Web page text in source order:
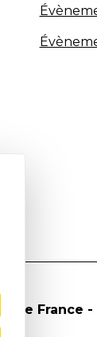
de France -